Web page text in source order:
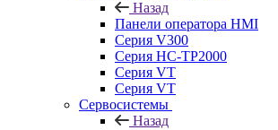
Назад
Панели оператора HMI
Серия V300
Серия HC-TP2000
Серия VT
Серия VT
Сервосистемы
Назад